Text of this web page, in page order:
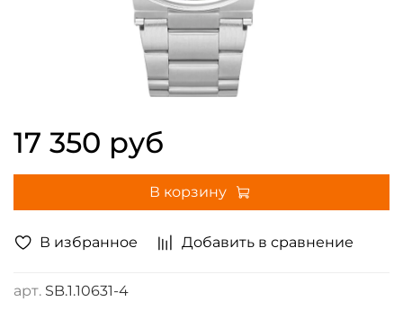
В избранное Добавить в сравнение
арт. SB.1.10631-4
17 350 руб
В корзину